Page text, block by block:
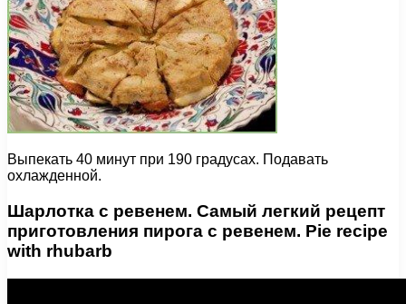
Выпекать 40 минут при 190 градусах. Подавать
охлажденной.
Шарлотка с ревенем. Самый легкий рецепт
приготовления пирога с ревенем. Pie recipe
with rhubarb